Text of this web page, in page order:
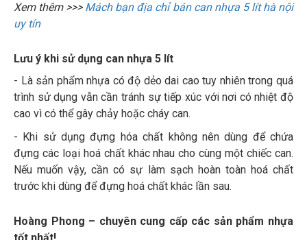
Xem thêm >>> Mách bạn địa chỉ bán can nhựa 5 lít hà nội
uy tín
Lưu ý khi sử dụng can nhựa 5 lít
- Là sản phẩm nhựa có độ dẻo dai cao tuy nhiên trong quá
trình sử dụng vẫn cần tránh sự tiếp xúc với nơi có nhiệt độ
cao vì có thể gây chảy hoặc cháy can.
- Khi sử dụng đựng hóa chất không nên dùng để chứa
đựng các loại hoá chất khác nhau cho cùng một chiếc can.
Nếu muốn vậy, cần có sự làm sạch hoàn toàn hoá chất
trước khi dùng để đựng hoá chất khác lần sau.
Hoàng Phong – chuyên cung cấp các sản phẩm nhựa